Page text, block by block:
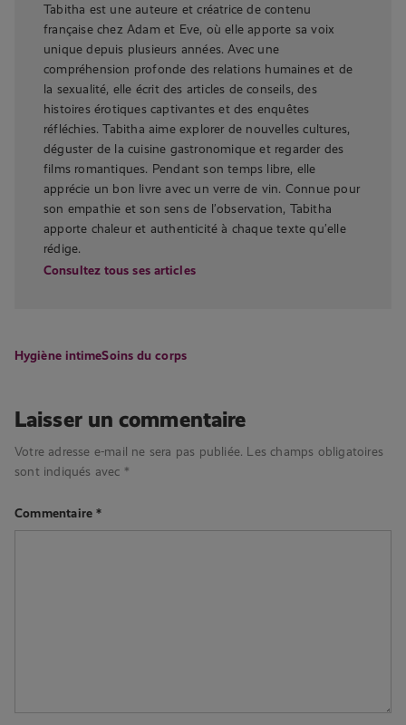
Tabitha est une auteure et créatrice de contenu
française chez Adam et Eve, où elle apporte sa voix
unique depuis plusieurs années. Avec une
compréhension profonde des relations humaines et de
la sexualité, elle écrit des articles de conseils, des
histoires érotiques captivantes et des enquêtes
réfléchies. Tabitha aime explorer de nouvelles cultures,
déguster de la cuisine gastronomique et regarder des
films romantiques. Pendant son temps libre, elle
apprécie un bon livre avec un verre de vin. Connue pour
son empathie et son sens de l’observation, Tabitha
apporte chaleur et authenticité à chaque texte qu’elle
rédige.
Consultez tous ses articles
Hygiène intimeSoins du corps
Laisser un commentaire
Votre adresse e-mail ne sera pas publiée. Les champs obligatoires
sont indiqués avec *
Commentaire*